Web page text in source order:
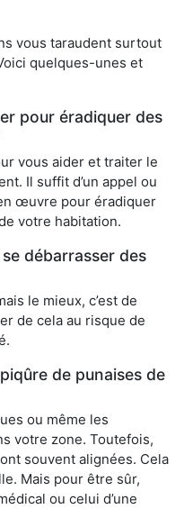
vous taraudent surtout
quelques-unes et
pour éradiquer des
vous aider et traiter le
Il suffit d’un appel ou
œuvre pour éradiquer
votre habitation.
débarrasser des
le mieux, c’est de
de cela au risque de
de punaises de
ou même les
votre zone. Toutefois,
souvent alignées. Cela
Mais pour être sûr,
ou celui d’une